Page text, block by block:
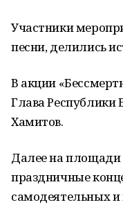
Участники
песни, делились
В акции
Глава Республики
Хамитов.
Далее на
праздничные
самодеятельных